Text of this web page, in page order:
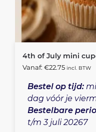
4th of July mini
Vanaf: €22.75 incl. BTW
Bestel op tijd:
dag vóór je
Bestelbare
t/m 3 juli 20267